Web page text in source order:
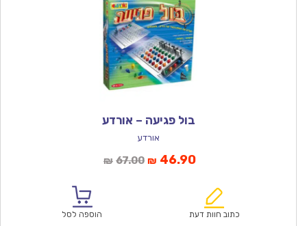
בול פגיעה – אורדע
אורדע
₪ 67.00המחיר
₪67.00.
₪ 46.90המחיר
הוא:
כתוב חוות דעת הוספה לסל